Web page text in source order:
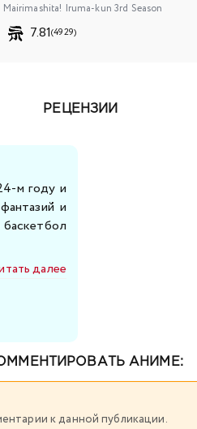
Mairimashita! Iruma-kun 3rd Season
7.81(4929)
РЕЦЕНЗИИ
м году и
и
далее
АНИМЕ:
к данной публикации.